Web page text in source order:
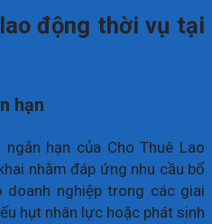
động thời vụ tại
hạn
hạn của Cho Thuê Lao
nhằm đáp ứng nhu cầu bổ
nghiệp trong các giai
hụt nhân lực hoặc phát sinh